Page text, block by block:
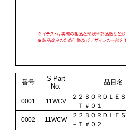
番号
S Part
No.
品目名
0001 11WCV
２２ＢＯＲＤＬＥ
－Ｔ＃０１
0002 11WCW
２２ＢＯＲＤＬＥ
－Ｔ＃０２